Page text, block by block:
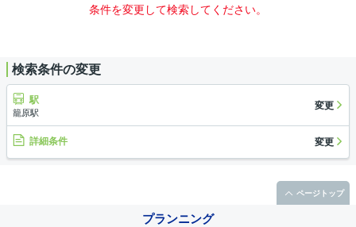
条件を変更して検索してください。
検索条件の変更
駅
籠原駅
変更
詳細条件 変更
プランニング
ページトップ